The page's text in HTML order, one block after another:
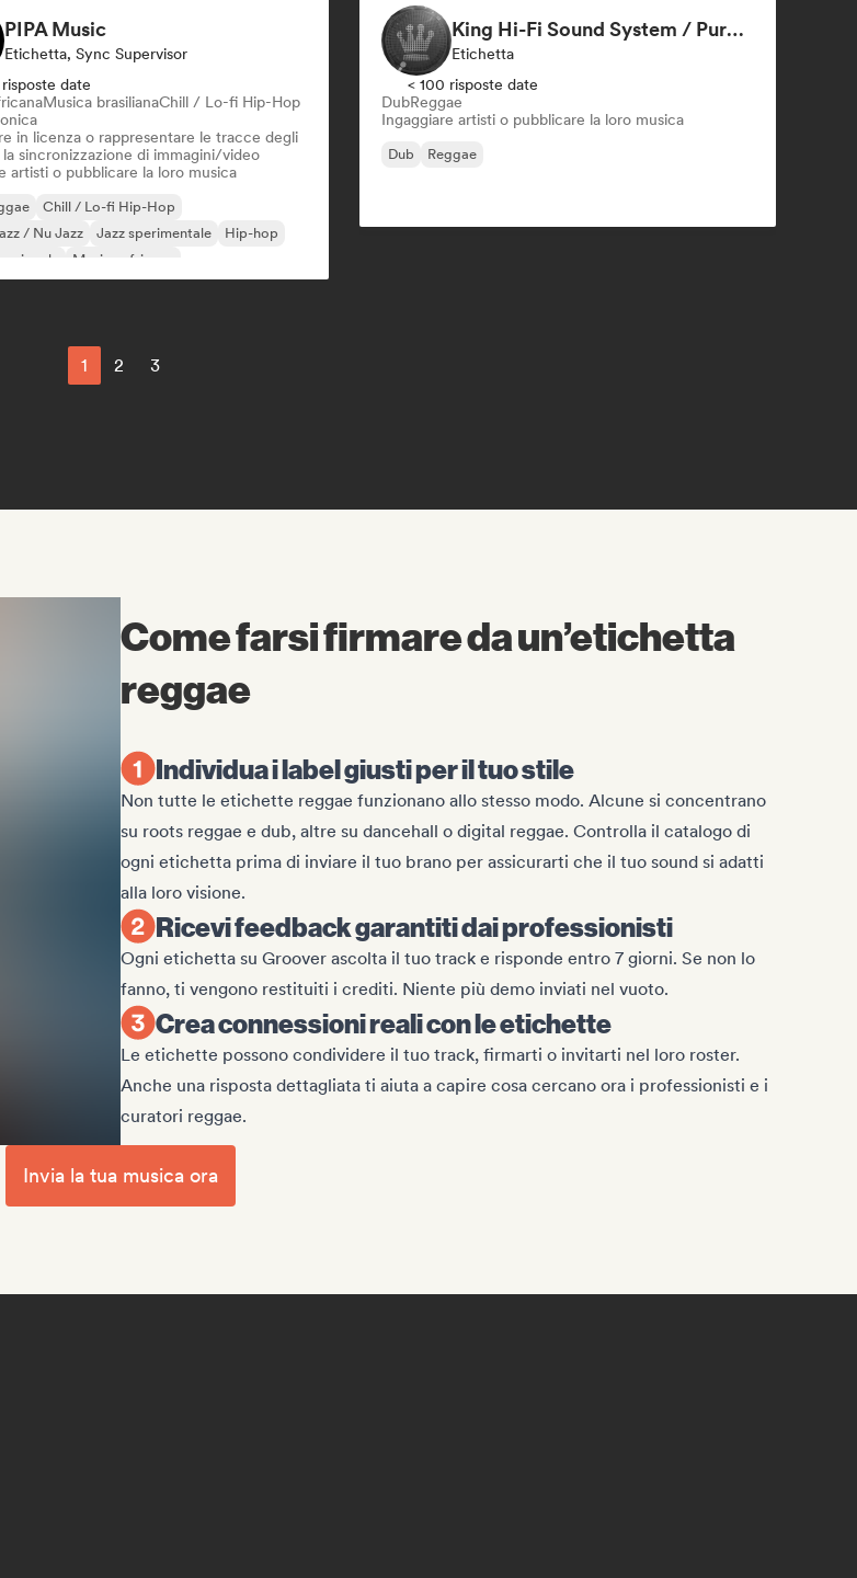
PIPA Music
Etichetta, Sync Supervisor
date
Musica brasilianaChill / Lo-fi Hip-Hop
in licenza o rappresentare le tracce degli
sincronizzazione di immagini/video
artisti o pubblicare la loro musica
Chill / Lo-fi Hip-Hop
/ Nu Jazz
Jazz sperimentale
Hip-hop
Musica africana
King Hi-Fi Sound System / Pure Niceness Records
Etichetta
< 100 risposte date
DubReggae
Ingaggiare artisti o pubblicare la loro musica
Dub Reggae
1 2 3
Come farsi firmare da un’etichetta
reggae
Individua i label giusti per il tuo stile
Non tutte le etichette reggae funzionano allo stesso modo. Alcune si concentrano
su roots reggae e dub, altre su dancehall o digital reggae. Controlla il catalogo di
ogni etichetta prima di inviare il tuo brano per assicurarti che il tuo sound si adatti
alla loro visione.
Ricevi feedback garantiti dai professionisti
Ogni etichetta su Groover ascolta il tuo track e risponde entro 7 giorni. Se non lo
fanno, ti vengono restituiti i crediti. Niente più demo inviati nel vuoto.
Crea connessioni reali con le etichette
Le etichette possono condividere il tuo track, firmarti o invitarti nel loro roster.
Anche una risposta dettagliata ti aiuta a capire cosa cercano ora i professionisti e i
curatori reggae.
Invia la tua musica ora